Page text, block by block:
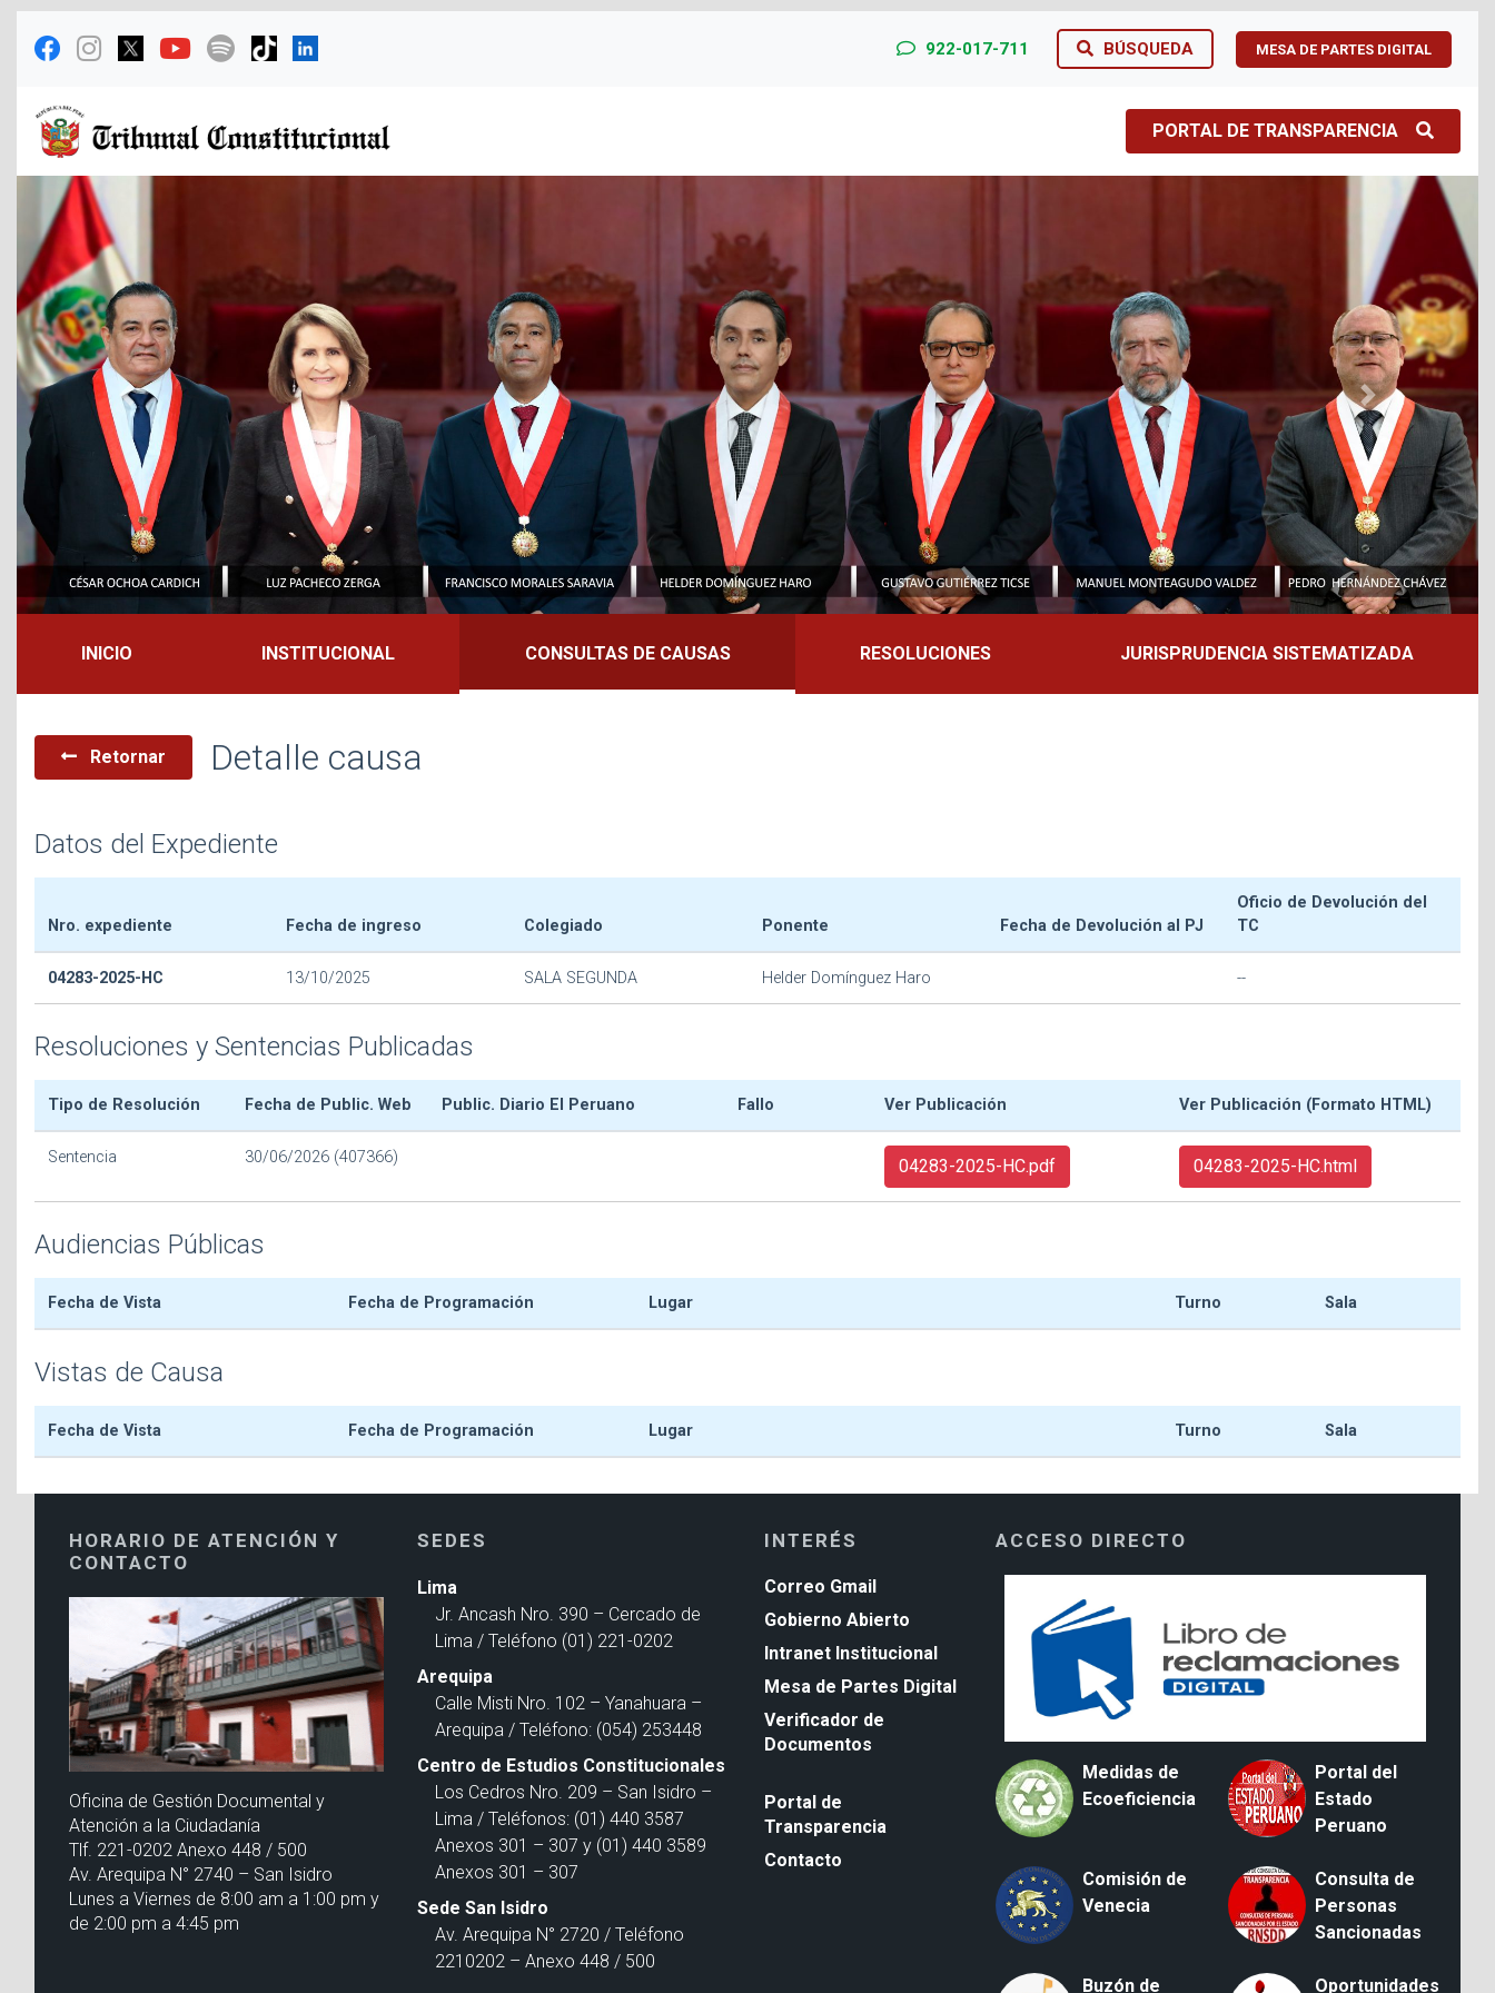
922-017-711 BÚSQUEDA MESA DE PARTES DIGITAL
PORTAL DE TRANSPARENCIA
Previous Next
INICIO INSTITUCIONAL CONSULTAS DE CAUSAS RESOLUCIONES JURISPRUDENCIA SISTEMATIZADA
Retornar Detalle causa
Datos del Expediente
Nro. expediente Fecha de ingreso Colegiado Ponente Fecha de Devolución al PJ
Oficio de Devolución del
TC
04283-2025-HC 13/10/2025 SALA SEGUNDA Helder Domínguez Haro --
Resoluciones y Sentencias Publicadas
Tipo de Resolución Fecha de Public. Web Public. Diario El Peruano Fallo Ver Publicación Ver Publicación (Formato HTML)
Sentencia 30/06/2026 (407366) 04283-2025-HC.pdf 04283-2025-HC.html
Audiencias Públicas
Fecha de Vista Fecha de Programación Lugar Turno Sala
Vistas de Causa
Fecha de Vista Fecha de Programación Lugar Turno Sala
HORARIO DE ATENCIÓN Y
CONTACTO
Oficina de Gestión Documental y
Atención a la Ciudadanía
Tlf. 221-0202 Anexo 448 / 500
Av. Arequipa N° 2740 – San Isidro
Lunes a Viernes de 8:00 am a 1:00 pm y
de 2:00 pm a 4:45 pm
SEDES
Lima
Jr. Ancash Nro. 390 – Cercado de
Lima / Teléfono (01) 221-0202
Arequipa
Calle Misti Nro. 102 – Yanahuara –
Arequipa / Teléfono: (054) 253448
Centro de Estudios Constitucionales
Los Cedros Nro. 209 – San Isidro –
Lima / Teléfonos: (01) 440 3587
Anexos 301 – 307 y (01) 440 3589
Anexos 301 – 307
Sede San Isidro
Av. Arequipa N° 2720 / Teléfono
2210202 – Anexo 448 / 500
INTERÉS
Correo Gmail
Gobierno Abierto
Intranet Institucional
Mesa de Partes Digital
Verificador de
Documentos
Portal de
Transparencia
Contacto
ACCESO DIRECTO
Medidas de
Ecoeficiencia
Portal del
Estado
Peruano
Comisión de
Venecia
Consulta de
Personas
Sancionadas
Buzón de Oportunidades